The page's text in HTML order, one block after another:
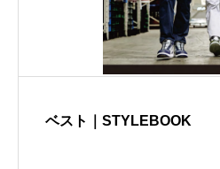
ベスト｜STYLEBOOK